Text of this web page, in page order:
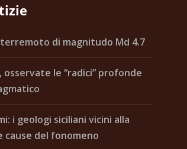
terremoto di magnitudo Md 4.7
osservate le “radici” profonde
i geologi siciliani vicini alla
cause del fonomeno